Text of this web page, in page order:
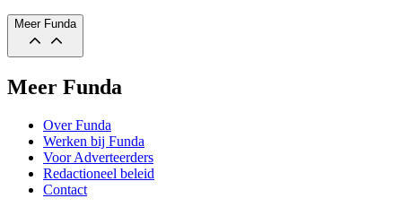
Meer Funda
Meer Funda
Over Funda
Werken bij Funda
Voor Adverteerders
Redactioneel beleid
Contact